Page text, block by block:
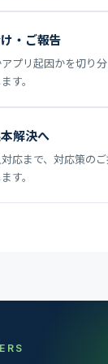
・ご報告
プリ起因かを切り
す。
解決へ
応まで、対応策の
す。